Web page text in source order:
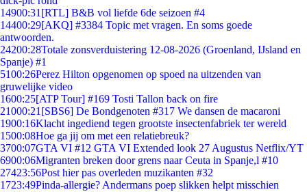
14900:31 [RTL] B&B vol liefde 6de seizoen #4
14400:29[AKQ] #3384 Topic met vragen. En soms goede
antwoorden.
24200:28Totale zonsverduistering 12-08-2026 (Groenland, IJsland en
Spanje) #1
5100:26Perez Hilton opgenomen op spoed na uitzenden van
gruwelijke video
1600:25[ATP Tour] #169 Tosti Tallon back on fire
21000:21 [SBS6] De Bondgenoten #317 We dansen de macaroni
1900:16Klacht ingediend tegen grootste insectenfabriek ter wereld
1500:08Hoe ga jij om met een relatiebreuk?
3700:07GTA VI #12 GTA VI Extended look 27 Augustus Netflix/YT
6900:06Migranten breken door grens naar Ceuta in Spanje,l #10
27423:56Post hier pas overleden muzikanten #32
1723:49Pinda-allergie? Andermans poep slikken helpt misschien